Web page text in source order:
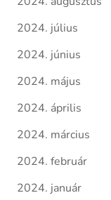
2024. július
2024. június
2024. május
2024. április
2024. március
2024. február
2024. január